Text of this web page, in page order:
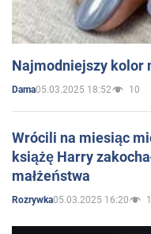
Najmodniejszy kolor
Dama05.03.2025 18:52 10
Wrócili na miesiąc
książę Harry
małżeństwa
Rozrywka05.03.2025 16:20 1